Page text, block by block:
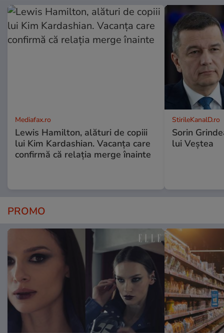
Mediafax.ro
Lewis Hamilton, alături de copiii
lui Kim Kardashian. Vacanța care
confirmă că relația merge înainte
StirileKanalD.ro
Sorin
lui Veștea
PROMO